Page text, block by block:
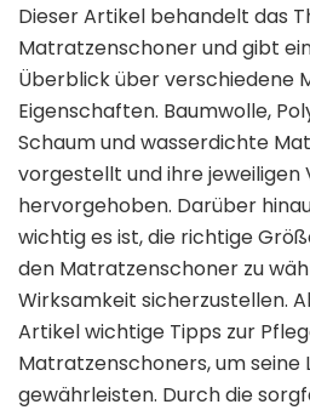
Dieser Artikel behandelt das
Matratzenschoner und gibt
Überblick über verschiedene
Eigenschaften. Baumwolle,
Schaum und wasserdichte
vorgestellt und ihre jeweiligen
hervorgehoben. Darüber
wichtig es ist, die richtige
den Matratzenschoner zu
Wirksamkeit sicherzustellen.
Artikel wichtige Tipps zur
Matratzenschoners, um seine
gewährleisten. Durch die